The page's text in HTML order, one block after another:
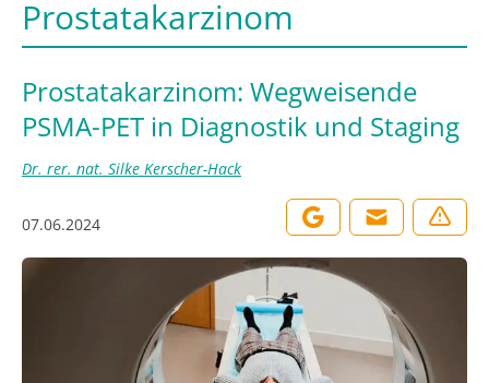
Prostatakarzinom
Prostatakarzinom: Wegweisende
PSMA-PET in Diagnostik und Staging
Dr. rer. nat. Silke Kerscher-Hack
07.06.2024